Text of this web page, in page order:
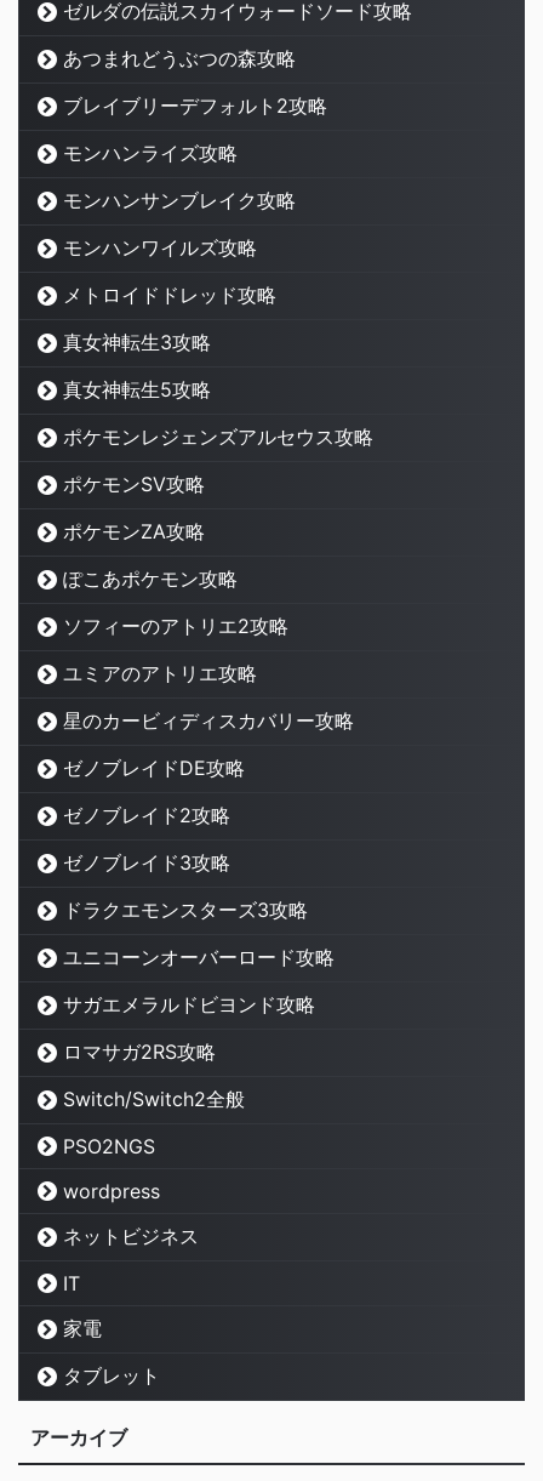
ゼルダの伝説スカイウォードソード攻略
あつまれどうぶつの森攻略
ブレイブリーデフォルト2攻略
モンハンライズ攻略
モンハンサンブレイク攻略
モンハンワイルズ攻略
メトロイドドレッド攻略
真女神転生3攻略
真女神転生5攻略
ポケモンレジェンズアルセウス攻略
ポケモンSV攻略
ポケモンZA攻略
ぽこあポケモン攻略
ソフィーのアトリエ2攻略
ユミアのアトリエ攻略
星のカービィディスカバリー攻略
ゼノブレイドDE攻略
ゼノブレイド2攻略
ゼノブレイド3攻略
ドラクエモンスターズ3攻略
ユニコーンオーバーロード攻略
サガエメラルドビヨンド攻略
ロマサガ2RS攻略
Switch/Switch2全般
PSO2NGS
wordpress
ネットビジネス
IT
家電
タブレット
アーカイブ